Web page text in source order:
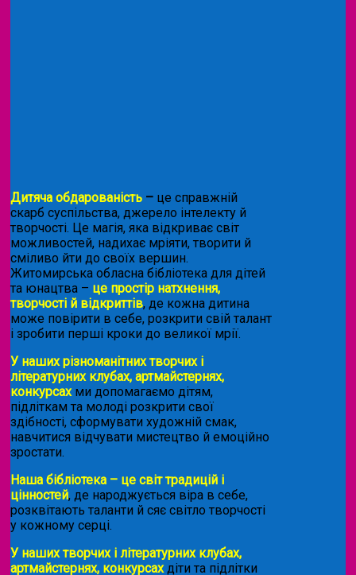
Дитяча обдарованість – це справжній
скарб суспільства, джерело інтелекту й
творчості. Це магія, яка відкриває світ
можливостей, надихає мріяти, творити й
сміливо йти до своїх вершин.
Житомирська обласна бібліотека для дітей
та юнацтва – це простір натхнення,
творчості й відкриттів, де кожна дитина
може повірити в себе, розкрити свій талант
і зробити перші кроки до великої мрії.
У наших різноманітних творчих і
літературних клубах, артмайстернях,
конкурсахми допомагаємо дітям,
підліткам та молоді розкрити свої
здібності, сформувати художній смак,
навчитися відчувати мистецтво й емоційно
зростати.
Наша бібліотека – це світ традицій і
цінностей, де народжується віра в себе,
розквітають таланти й сяє світло творчості
у кожному серці.
У наших творчих і літературних клубах,
артмайстернях, конкурсахдіти та підлітки